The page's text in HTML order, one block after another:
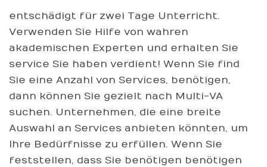
entschädigt für zwei Tage Unterricht.
Verwenden Sie Hilfe von wahren
akademischen Experten und erhalten Sie
service Sie haben verdient! Wenn Sie find
Sie eine Anzahl von Services, benötigen,
dann können Sie gezielt nach Multi-VA
suchen. Unternehmen, die eine breite
Auswahl an Services anbieten könnten, um
Ihre Bedürfnisse zu erfüllen. Wenn Sie
feststellen, dass Sie benötigen benötigen